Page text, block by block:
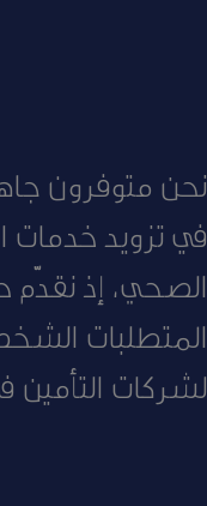
نحن متوفرون
في تزويد خدمات
الصحي، إذ
المتطلبات
لشركات التأمين